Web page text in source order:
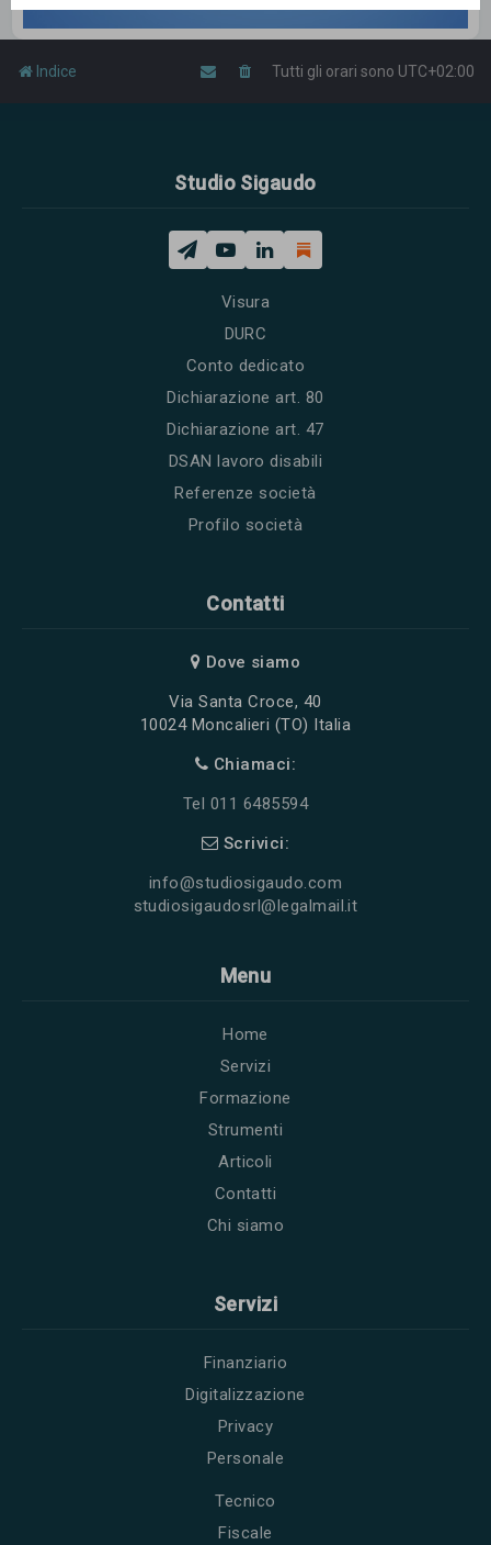
Indice Tutti gli orari sono UTC+02:00
Studio Sigaudo
Visura
DURC
Conto dedicato
Dichiarazione art. 80
Dichiarazione art. 47
DSAN lavoro disabili
Referenze società
Profilo società
Contatti
Dove siamo
Via Santa Croce, 40
10024 Moncalieri (TO) Italia
Chiamaci:
Tel 011 6485594
Scrivici:
info@studiosigaudo.com
studiosigaudosrl@legalmail.it
Menu
Home
Servizi
Formazione
Strumenti
Articoli
Contatti
Chi siamo
Servizi
Finanziario
Digitalizzazione
Privacy
Personale
Tecnico
Fiscale